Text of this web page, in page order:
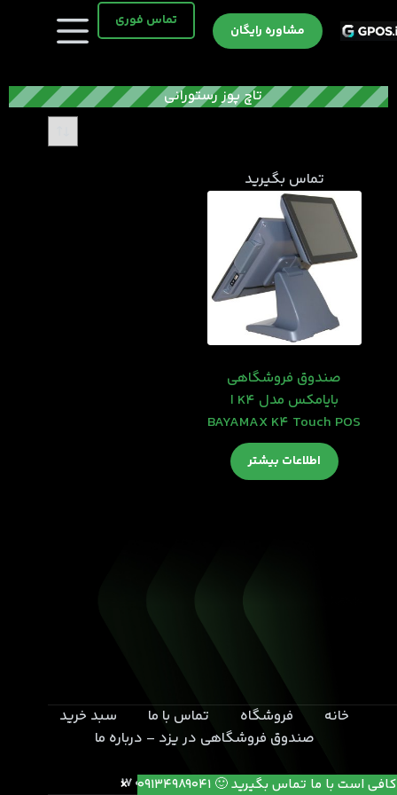
کافی است با ما تماس بگیرید 🙂 09134989041
به
مشاوره رایگان
تماس فوری
تاچ پوز رستورانی
تماس بگیرید
صندوق فروشگاهی
بایامکس مدل K4 ا
BAYAMAX K4 Touch POS
اطلاعات بیشتر
خانه فروشگاه تماس با ما
سبد خرید
صندوق فروشگاهی در یزد – درباره ما
یزد- بلوار خامنه ای- انتهای کوچه 17